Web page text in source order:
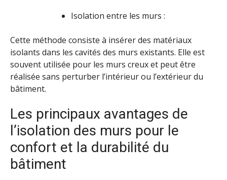
Isolation entre les murs :
Cette méthode consiste à insérer des matériaux
isolants dans les cavités des murs existants. Elle est
souvent utilisée pour les murs creux et peut être
réalisée sans perturber l’intérieur ou l’extérieur du
bâtiment.
Les principaux avantages de
l’isolation des murs pour le
confort et la durabilité du
bâtiment